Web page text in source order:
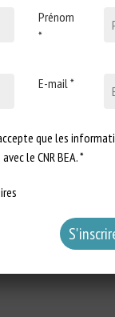
E-
Animal welfare
: Réponse écrite
européenne Auteurs :
Prénom
*
E-mail *
que les
le CNR BEA. *